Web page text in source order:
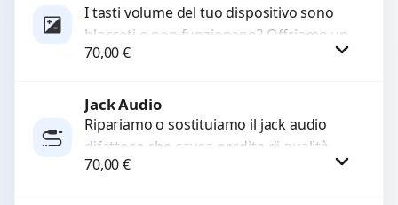
I tasti volume del tuo dispositivo sono
bloccati o non funzionano? Offriamo un
servizio di riparazione o sostituzione
70,00€
Jack Audio
Ripariamo o sostituiamo il jack audio
difettoso che causa perdita di qualità
sonora o impossibilità di collegare cuffie
70,00€